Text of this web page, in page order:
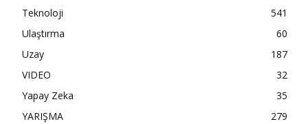
Teknoloji
541
Ulaştırma
60
Uzay
187
VIDEO
32
Yapay Zeka
35
YARIŞMA
279